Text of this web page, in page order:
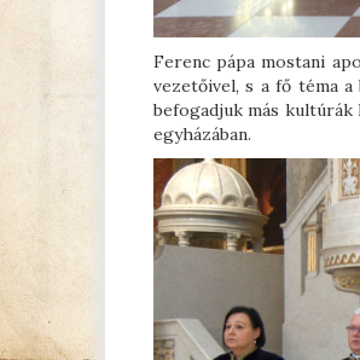
Ferenc pápa mostani
vezetőivel, s a fő téma
befogadjuk más
egyházában.